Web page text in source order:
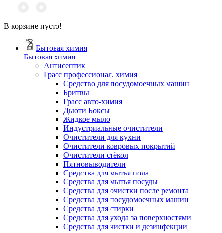
В корзине пусто!
Бытовая химия
Бытовая химия
Антисептик
Грасс профессионал. химия
Cредство для посудомоечных машин
Бритвы
Грасс авто-химия
Дьюти Боксы
Жидкое мыло
Индустриальные очистители
Очистители для кухни
Очистители ковровых покрытий
Очистители стёкол
Пятновыводители
Средства для мытья пола
Средства для мытья посуды
Средства для очистки после ремонта
Средства для посудомоечных машин
Средства для стирки
Средства для ухода за поверхностями
Средства для чистки и дезинфекции